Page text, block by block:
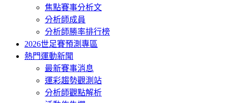
焦點賽事分析文
分析師成員
分析師勝率排行榜
2026世足賽預測專區
熱門運動新聞
最新賽事消息
運彩趨勢觀測站
分析師觀點解析